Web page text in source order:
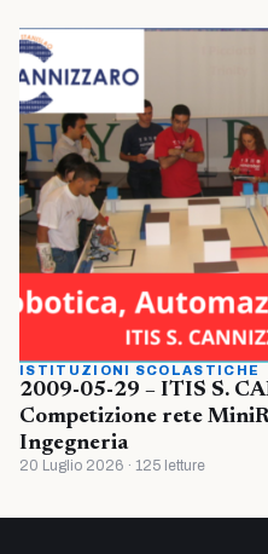
ISTITUZIONI SCOLASTICHE
2009-05-29 – ITIS S.
Competizione rete
Ingegneria
20 Luglio 2026 · 125 letture